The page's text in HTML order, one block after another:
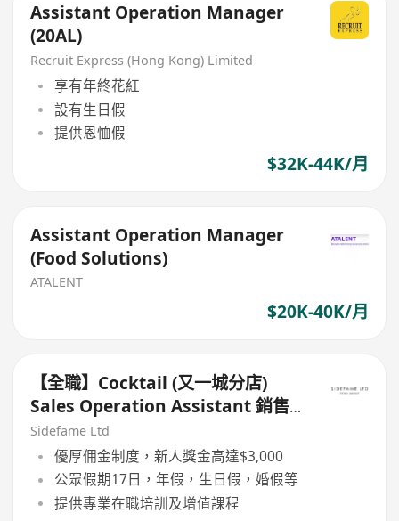
Assistant Operation Manager
(20AL)
Recruit Express (Hong Kong) Limited
享有年終花紅
設有生日假
提供恩恤假
$32K-44K/月
Assistant Operation Manager
(Food Solutions)
ATALENT
$20K-40K/月
【全職】Cocktail (又一城分店)
Sales Operation Assistant 銷售
營運助理【永久保證佣金+新人獎金
$3,000】
Sidefame Ltd
優厚佣金制度，新人獎金高達$3,000
公眾假期17日，年假，生日假，婚假等
提供專業在職培訓及增值課程